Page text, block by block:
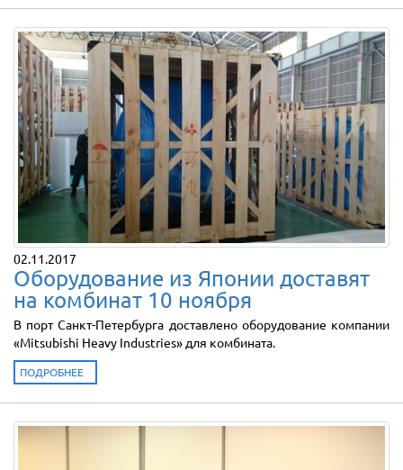
02.11.2017
Оборудование из Японии доставят
на комбинат 10 ноября
В порт Санкт-Петербурга доставлено оборудование компании
«Mitsubishi Heavy Industries» для комбината.
ПОДРОБНЕЕ